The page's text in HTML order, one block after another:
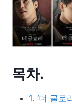
목차.
1. ‘더 글로